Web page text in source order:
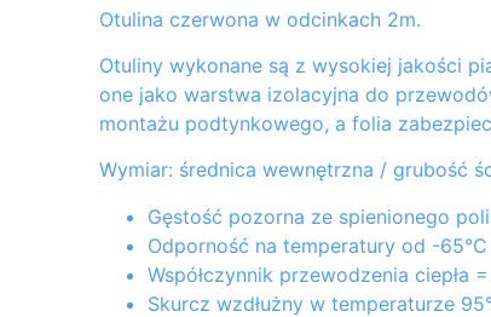
Otulina czerwona w odcinkach 2m.
Otuliny wykonane są z wysokiej jakości
one jako warstwa izolacyjna do
montażu podtynkowego, a folia
Wymiar: średnica wewnętrzna / grubość
Gęstość pozorna ze spienionego
Odporność na temperatury od -
Współczynnik przewodzenia ciepła
Skurcz wzdłużny w temperaturze